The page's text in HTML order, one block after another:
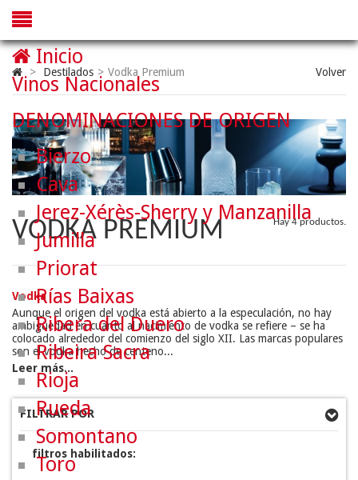
> Destilados > Vodka Premium Volver
VODKA PREMIUM Hay 4 productos.
Vodka
Aunque el origen del vodka está abierto a la especulación, no hay
ambigüedad en cuanto al nacimiento de vodka se refiere – se ha
colocado alrededor del comienzo del siglo XII. Las marcas populares
son el vodka hecho de centeno...
Leer más...
FILTRAR POR
filtros habilitados:
Inicio
Vinos Nacionales
DENOMINACIONES DE ORIGEN
Bierzo
Cava
Jerez-Xérès-Sherry y Manzanilla
Jumilla
Priorat
Rías Baixas
Ribera del Duero
Ribeira Sacra
Rioja
Rueda
Somontano
Toro